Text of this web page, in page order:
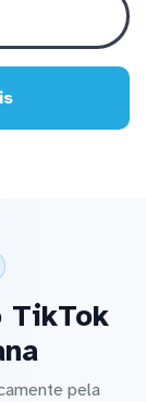
TikTok
pela